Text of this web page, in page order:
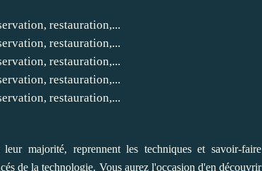
majorité, reprennent les techniques et savoir-faire
de la technologie. Vous aurez l'occasion d'en découvrir